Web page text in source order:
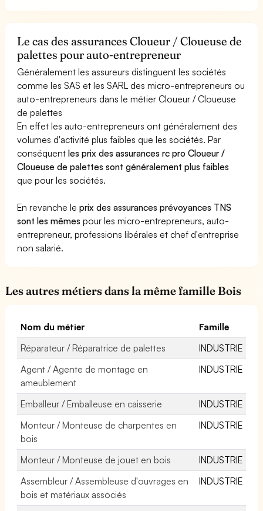
Le cas des assurances Cloueur / Cloueuse de
palettes pour auto-entrepreneur
Généralement les assureurs distinguent les sociétés
comme les SAS et les SARL des micro-entrepreneurs ou
auto-entrepreneurs dans le métier Cloueur / Cloueuse
de palettes
En effet les auto-entrepreneurs ont généralement des
volumes d'activité plus faibles que les sociétés. Par
conséquentles prix des assurances rc pro Cloueur /
Cloueuse de palettes sont généralement plus faibles
que pour les sociétés.
En revanche leprix des assurances prévoyances TNS
sont les mêmes pour les micro-entrepreneurs, auto-
entrepreneur, professions libérales et chef d'entreprise
non salarié.
Les autres métiers dans la même famille Bois
Nom du métier
Famille
Réparateur / Réparatrice de palettes
INDUSTRIE
Agent / Agente de montage en
ameublement
INDUSTRIE
Emballeur / Emballeuse en caisserie
INDUSTRIE
Monteur / Monteuse de charpentes en
bois
INDUSTRIE
Monteur / Monteuse de jouet en bois
INDUSTRIE
Assembleur / Assembleuse d'ouvrages en
bois et matériaux associés
INDUSTRIE